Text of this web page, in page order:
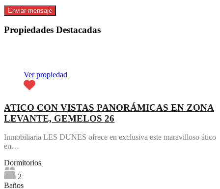
Propiedades Destacadas
Ver propiedad
ATICO CON VISTAS PANORÁMICAS EN ZONA
LEVANTE, GEMELOS 26
Inmobiliaria LES DUNES ofrece en exclusiva este maravilloso ático
en…
Dormitorios
2
Baños